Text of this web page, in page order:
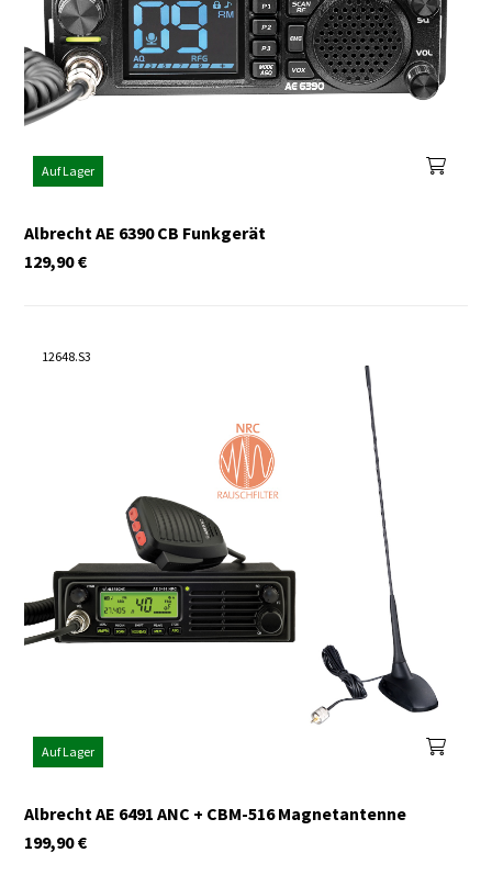
Auf Lager
Albrecht AE 6390 CB Funkgerät
€
129,90
12648.S3
Auf Lager
Albrecht AE 6491 ANC + CBM-516 Magnetantenne
€
199,90